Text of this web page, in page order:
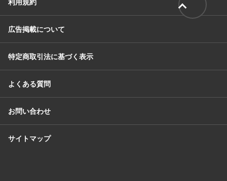
広告掲載について
特定商取引法に基づく表示
よくある質問
お問い合わせ
サイトマップ